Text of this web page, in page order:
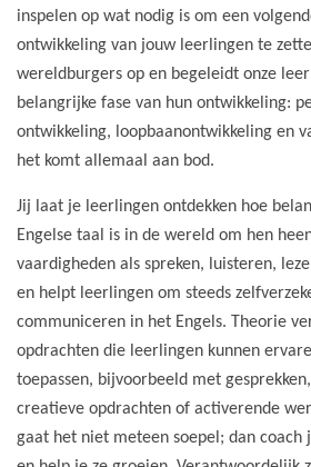
inspelen op wat nodig is om een
ontwikkeling van jouw leerlingen te
wereldburgers op en begeleidt onze
belangrijke fase van hun ontwikkeling:
ontwikkeling, loopbaanontwikkeling en
het komt allemaal aan bod.
Jij laat je leerlingen ontdekken hoe
Engelse taal is in de wereld om hen
vaardigheden als spreken, luisteren,
en helpt leerlingen om steeds
communiceren in het Engels. Theorie
opdrachten die leerlingen kunnen
toepassen, bijvoorbeeld met
creatieve opdrachten of activerende
gaat het niet meteen soepel; dan